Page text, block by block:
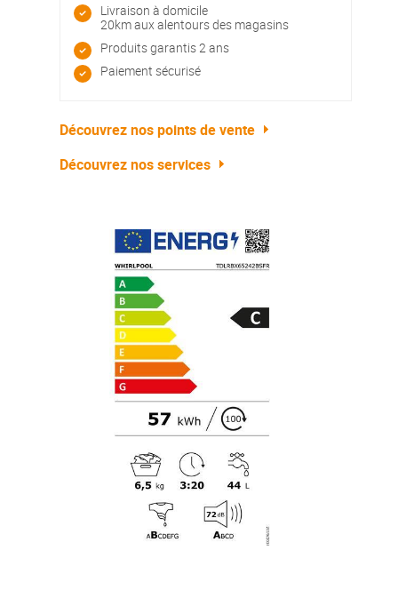
Livraison à domicile
20km aux alentours des magasins
Produits garantis 2 ans
Paiement sécurisé
Découvrez nos points de vente
Découvrez nos services